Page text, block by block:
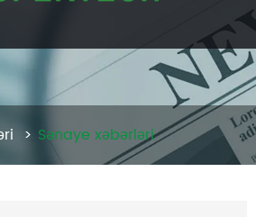
Sənaye xəbərləri